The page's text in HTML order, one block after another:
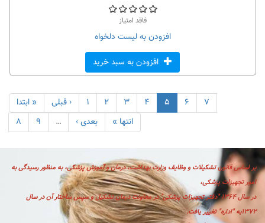
فاقد امتیاز
افزودن به لیست دلخواه
افزودن به سبد خرید
« ابتدا ‹ قبلی ۱ ۲ ۳ ۴ ۵ ۶
۷
۸
۹ … بعدی › انتها »
بر اساس قانون تشكيلات و وظايف وزارت بهداشت، درمان و آموزش پزشكی، به منظور رسیدگی به
امور تجهیزات پزشکی،
در سال ۱۳۶۴ "دفتر تجهیزات پزشکی" در معاونت درمان تشکیل و سپس ساختار آن در سال
۱۳۷۲به "اداره" تغییر یافت.